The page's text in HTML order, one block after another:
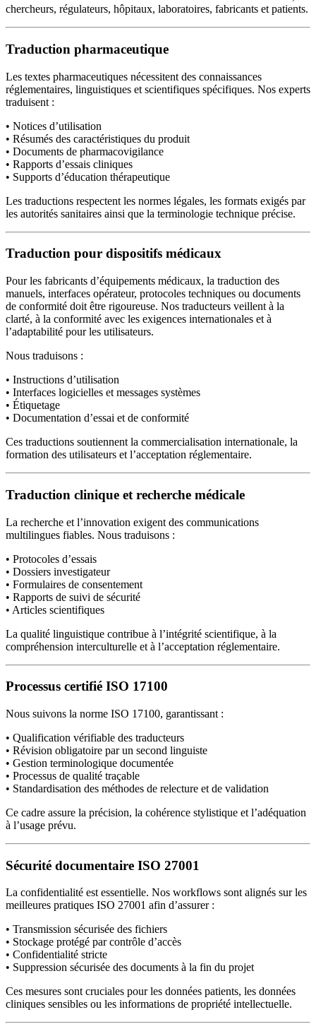
chercheurs, régulateurs, hôpitaux, laboratoires, fabricants et patients.
Traduction pharmaceutique
Les textes pharmaceutiques nécessitent des connaissances
réglementaires, linguistiques et scientifiques spécifiques. Nos experts
traduisent :
• Notices d’utilisation
• Résumés des caractéristiques du produit
• Documents de pharmacovigilance
• Rapports d’essais cliniques
• Supports d’éducation thérapeutique
Les traductions respectent les normes légales, les formats exigés par
les autorités sanitaires ainsi que la terminologie technique précise.
Traduction pour dispositifs médicaux
Pour les fabricants d’équipements médicaux, la traduction des
manuels, interfaces opérateur, protocoles techniques ou documents
de conformité doit être rigoureuse. Nos traducteurs veillent à la
clarté, à la conformité avec les exigences internationales et à
l’adaptabilité pour les utilisateurs.
Nous traduisons :
• Instructions d’utilisation
• Interfaces logicielles et messages systèmes
• Étiquetage
• Documentation d’essai et de conformité
Ces traductions soutiennent la commercialisation internationale, la
formation des utilisateurs et l’acceptation réglementaire.
Traduction clinique et recherche médicale
La recherche et l’innovation exigent des communications
multilingues fiables. Nous traduisons :
• Protocoles d’essais
• Dossiers investigateur
• Formulaires de consentement
• Rapports de suivi de sécurité
• Articles scientifiques
La qualité linguistique contribue à l’intégrité scientifique, à la
compréhension interculturelle et à l’acceptation réglementaire.
Processus certifié ISO 17100
Nous suivons la norme ISO 17100, garantissant :
• Qualification vérifiable des traducteurs
• Révision obligatoire par un second linguiste
• Gestion terminologique documentée
• Processus de qualité traçable
• Standardisation des méthodes de relecture et de validation
Ce cadre assure la précision, la cohérence stylistique et l’adéquation
à l’usage prévu.
Sécurité documentaire ISO 27001
La confidentialité est essentielle. Nos workflows sont alignés sur les
meilleures pratiques ISO 27001 afin d’assurer :
• Transmission sécurisée des fichiers
• Stockage protégé par contrôle d’accès
• Confidentialité stricte
• Suppression sécurisée des documents à la fin du projet
Ces mesures sont cruciales pour les données patients, les données
cliniques sensibles ou les informations de propriété intellectuelle.